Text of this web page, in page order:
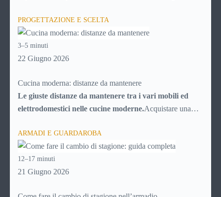
problemi tecnici. Ecco una breve guida ai principali guasti e
inconvenienti, con tutti i consigli utili per cercare di
risolverli da soli, senza chiamare il tecnico e risparmiando
quindi soldi.
PROGETTAZIONE E SCELTA
3–5 minuti
22 Giugno 2026
Cucina moderna: distanze da mantenere
Le giuste distanze da mantenere tra i vari mobili ed
elettrodomestici nelle cucine moderne.Acquistare una
le infinite possibilità messe a disposizione dal mercato. In
realtà la scelta è resa “difficile” proprio dal numero di
possibilità fra cui scegliere, che trasformano l’acquisto della
cucina in una vera e propria impresa, poiché ci si deve
ARMADI E GUARDAROBA
12–17 minuti
21 Giugno 2026